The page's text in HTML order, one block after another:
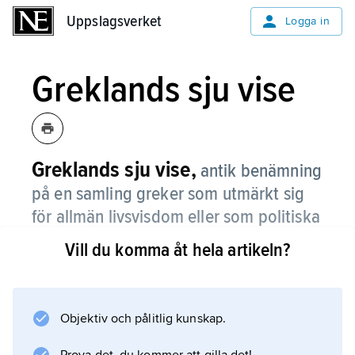
Uppslagsverket Logga in
Greklands sju vise
Greklands sju vise, antik benämning
på en samling greker som utmärkt sig
för allmän livsvisdom eller som politiska
ledare.
Lindos, Solon från Athen, Chilon från Sparta,
Vill du komma åt hela artikeln?
Objektiv och pålitlig kunskap.